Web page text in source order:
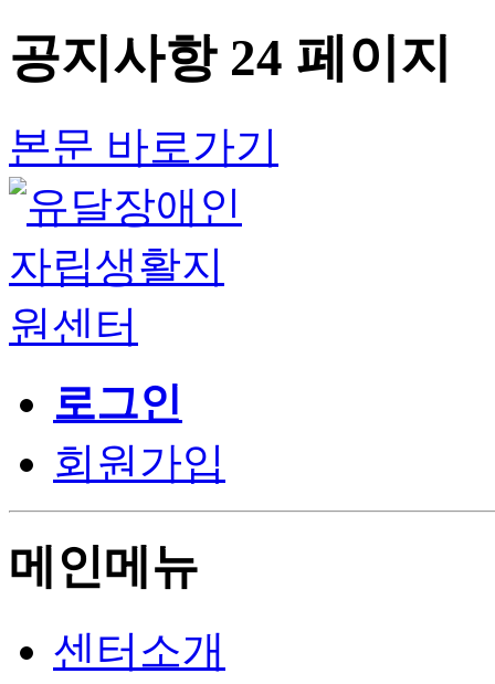
공지사항 24 페이지
본문 바로가기
로그인
회원가입
메인메뉴
센터소개